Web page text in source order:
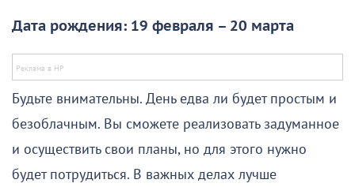
Дата рождения: 19 февраля – 20 марта
Будьте внимательны. День едва ли будет простым и
безоблачным. Вы сможете реализовать задуманное
и осуществить свои планы, но для этого нужно
будет потрудиться. В важных делах лучше